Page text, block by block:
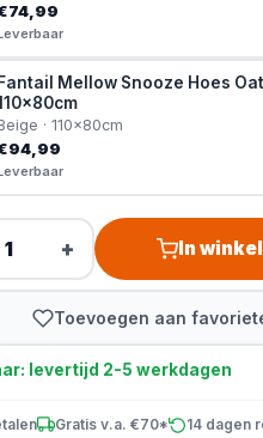
Fantail Mellow Snooze Hoes
· 110x80cm
+ In
Toevoegen aan
levertijd 2-5 werkdagen
Gratis v.a. €70* 14 dagen